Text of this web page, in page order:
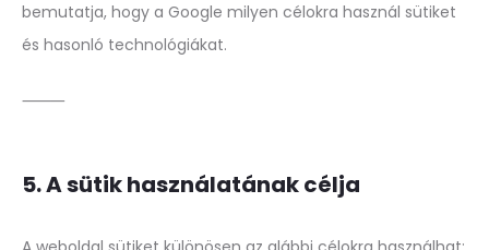
bemutatja, hogy a Google milyen célokra használ sütiket
és hasonló technológiákat.
⸻
5. A sütik használatának célja